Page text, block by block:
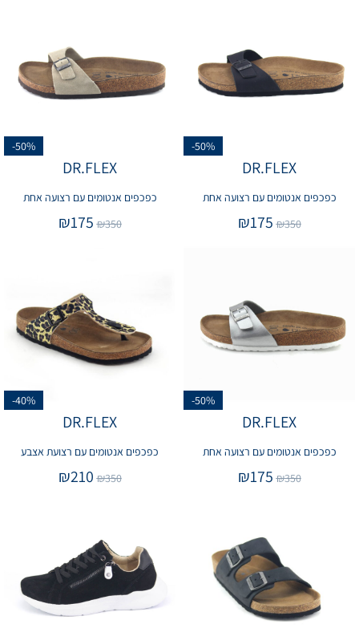
-50%
DR.FLEX
כפכפים אנטומים עם רצועה אחת
₪350
₪175
-50%
DR.FLEX
כפכפים אנטומים עם רצועה אחת
₪350
₪175
-50%
DR.FLEX
כפכפים אנטומים עם רצועה אחת
₪350
₪175
-40%
DR.FLEX
כפכפים אנטומים עם רצועת אצבע
₪350
₪210